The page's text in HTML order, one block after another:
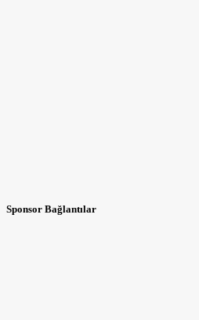
Sponsor Bağlantılar